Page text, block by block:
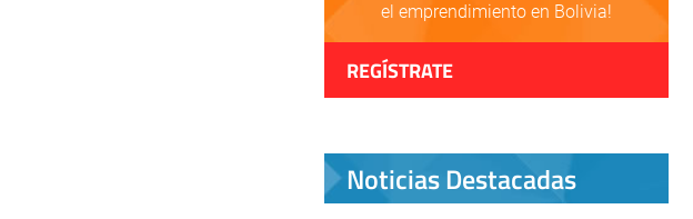
el emprendimiento en Bolivia!
REGÍSTRATE
Noticias Destacadas